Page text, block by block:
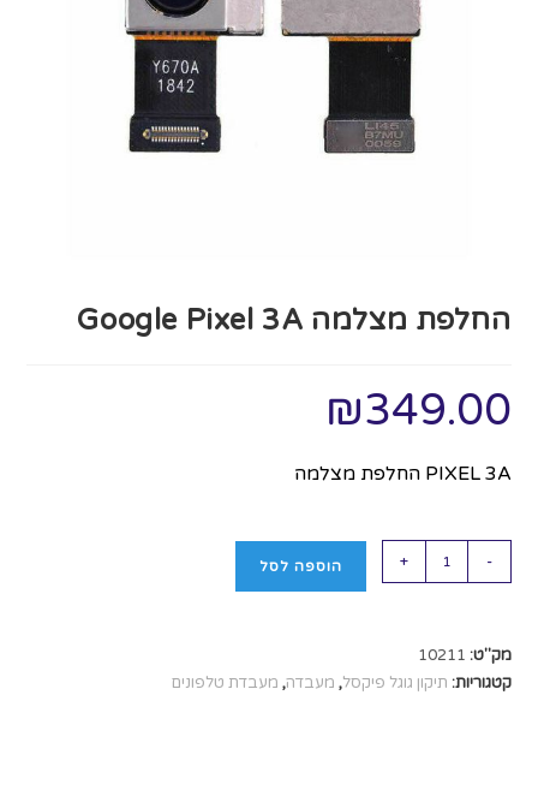
החלפת מצלמה Google Pixel 3A
₪349.00
PIXEL 3A החלפת מצלמה
-
+ הוספה לסל
מק"ט: 10211
קטגוריות: תיקון גוגל פיקסל, מעבדה, מעבדת טלפונים